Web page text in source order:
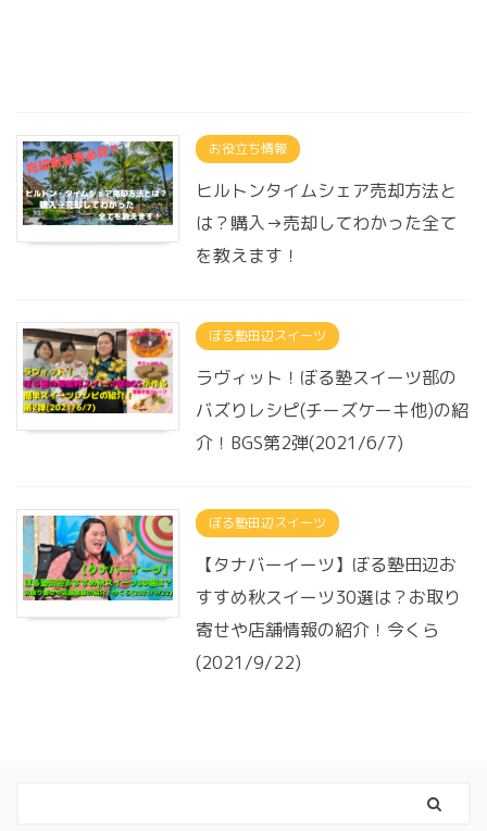
お役立ち情報
ヒルトンタイムシェア売却方法と
は？購入→売却してわかった全て
を教えます！
ぼる塾田辺スイーツ
ラヴィット！ぼる塾スイーツ部の
バズりレシピ(チーズケーキ他)の紹
介！BGS第2弾(2021/6/7)
ぼる塾田辺スイーツ
【タナバーイーツ】ぼる塾田辺お
すすめ秋スイーツ30選は？お取り
寄せや店舗情報の紹介！今くら
(2021/9/22)